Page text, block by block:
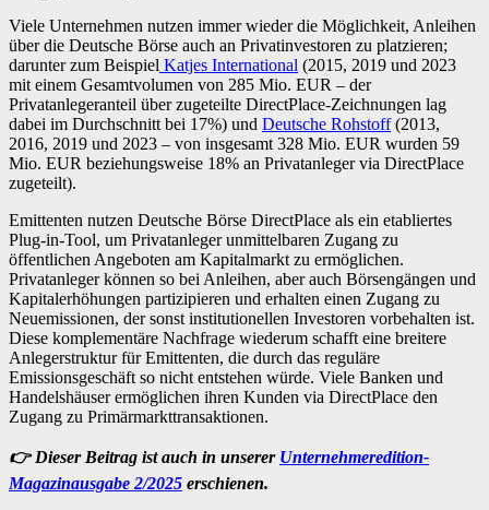
Viele Unternehmen nutzen immer wieder die Möglichkeit, Anleihen
über die Deutsche Börse auch an Privatinvestoren zu platzieren;
darunter zum Beispiel Katjes International (2015, 2019 und 2023
mit einem Gesamtvolumen von 285 Mio. EUR – der
Privatanlegeranteil über zugeteilte DirectPlace-Zeichnungen lag
dabei im Durchschnitt bei 17%) und Deutsche Rohstoff(2013,
2016, 2019 und 2023 – von insgesamt 328 Mio. EUR wurden 59
Mio. EUR beziehungsweise 18% an Privatanleger via DirectPlace
zugeteilt).
Emittenten nutzen Deutsche Börse DirectPlace als ein etabliertes
Plug-in-Tool, um Privatanleger unmittelbaren Zugang zu
öffentlichen Angeboten am Kapitalmarkt zu ermöglichen.
Privatanleger können so bei Anleihen, aber auch Börsengängen und
Kapitalerhöhungen partizipieren und erhalten einen Zugang zu
Neuemissionen, der sonst institutionellen Investoren vorbehalten ist.
Diese komplementäre Nachfrage wiederum schafft eine breitere
Anlegerstruktur für Emittenten, die durch das reguläre
Emissionsgeschäft so nicht entstehen würde. Viele Banken und
Handelshäuser ermöglichen ihren Kunden via DirectPlace den
Zugang zu Primärmarkttransaktionen.
👉Dieser Beitrag ist auch in unserer Unternehmeredition-
Magazinausgabe 2/2025 erschienen.